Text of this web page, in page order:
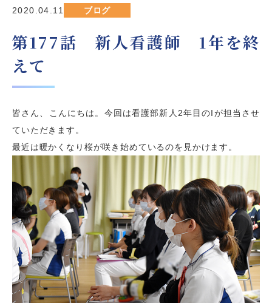
2020.04.11 ブログ
第177話 新人看護師 1年を終
えて
皆さん、こんにちは。今回は看護部新人2年目のIが担当させ
ていただきます。
最近は暖かくなり桜が咲き始めているのを見かけます。